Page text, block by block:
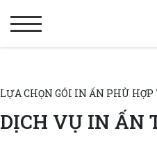
LỰA CHỌN GÓI IN ẤN PHÙ
DỊCH VỤ IN ẤN